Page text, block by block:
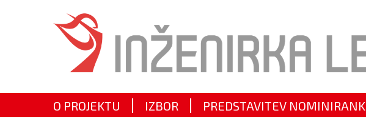
O PROJEKTU IZBOR PREDSTAVITEV NOMINIRANK